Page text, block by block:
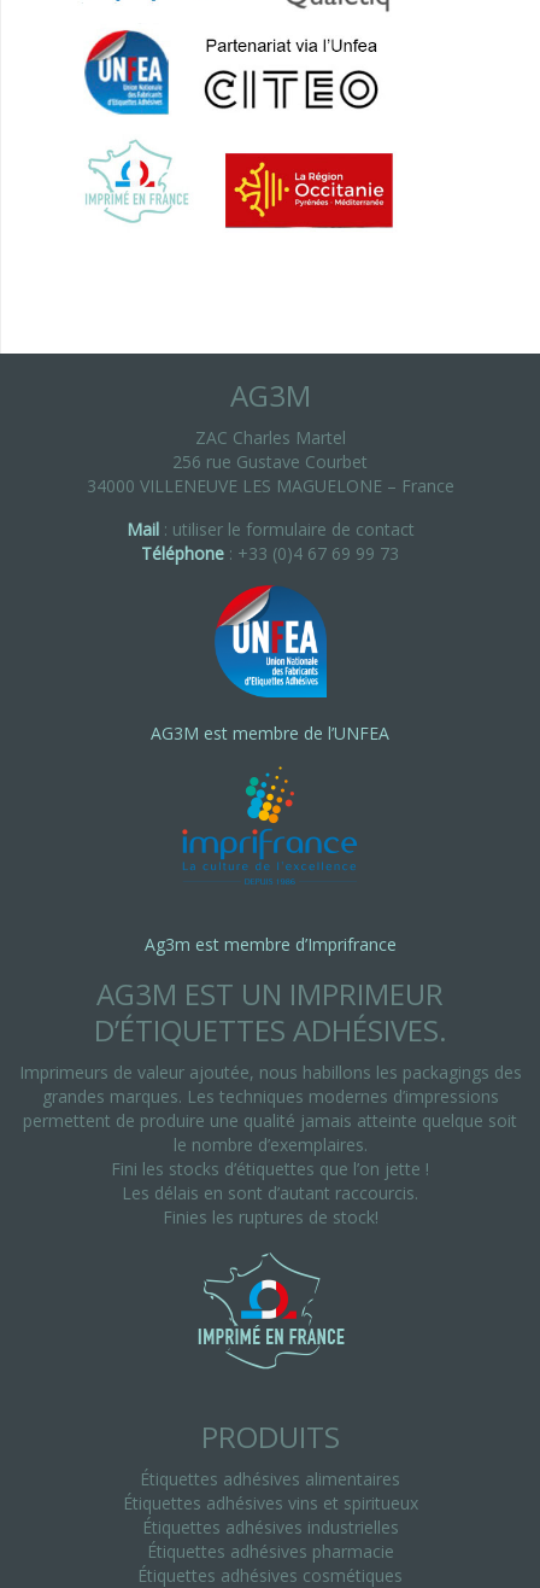
AG3M
ZAC Charles Martel
256 rue Gustave Courbet
34000 VILLENEUVE LES MAGUELONE – France
Mail : utiliser le formulaire de contact
Téléphone : +33 (0)4 67 69 99 73
AG3M est membre de l’UNFEA
Ag3m est membre d’Imprifrance
AG3M EST UN IMPRIMEUR
D’ÉTIQUETTES ADHÉSIVES.
Imprimeurs de valeur ajoutée, nous habillons les packagings des
grandes marques. Les techniques modernes d’impressions
permettent de produire une qualité jamais atteinte quelque soit
le nombre d’exemplaires.
Fini les stocks d’étiquettes que l’on jette !
Les délais en sont d’autant raccourcis.
Finies les ruptures de stock!
PRODUITS
Étiquettes adhésives alimentaires
Étiquettes adhésives vins et spiritueux
Étiquettes adhésives industrielles
Étiquettes adhésives pharmacie
Étiquettes adhésives cosmétiques